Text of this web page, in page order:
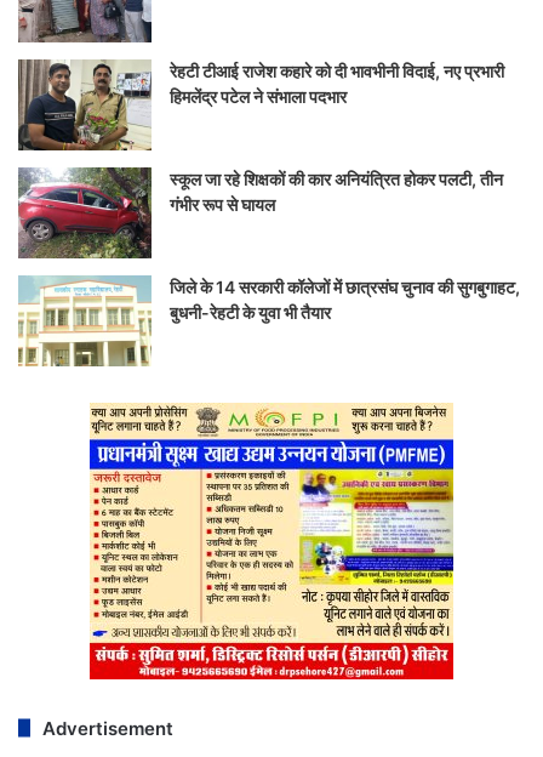
रेहटी टीआई राजेश कहारे को दी भावभीनी विदाई, नए प्रभारी
हिमलेंद्र पटेल ने संभाला पदभार
स्कूल जा रहे शिक्षकों की कार अनियंत्रित होकर पलटी, तीन
गंभीर रूप से घायल
जिले के 14 सरकारी कॉलेजों में छात्रसंघ चुनाव की सुगबुगाहट,
बुधनी-रेहटी के युवा भी तैयार
Advertisement